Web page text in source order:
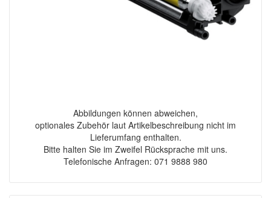
Abbildungen können abweichen,
optionales Zubehör laut Artikelbeschreibung nicht im
Lieferumfang enthalten.
Bitte halten Sie im Zweifel Rücksprache mit uns.
Telefonische Anfragen: 071 9888 980